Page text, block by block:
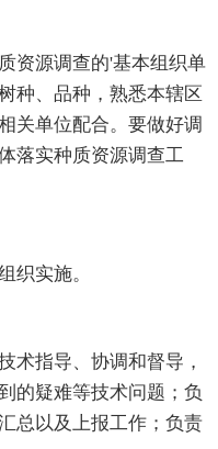
资源调查的'基本组织单
种、品种，熟悉本辖区
关单位配合。要做好调
落实种质资源调查工
织实施。
术指导、协调和督导，
的疑难等技术问题；负
总以及上报工作；负责